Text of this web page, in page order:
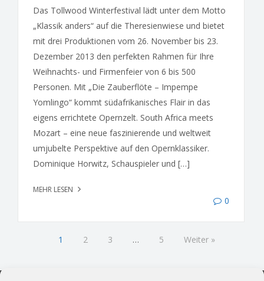
Das Tollwood Winterfestival lädt unter dem Motto
„Klassik anders“ auf die Theresienwiese und bietet
mit drei Produktionen vom 26. November bis 23.
Dezember 2013 den perfekten Rahmen für Ihre
Weihnachts- und Firmenfeier von 6 bis 500
Personen. Mit „Die Zauberflöte – Impempe
Yomlingo“ kommt südafrikanisches Flair in das
eigens errichtete Opernzelt. South Africa meets
Mozart – eine neue faszinierende und weltweit
umjubelte Perspektive auf den Opernklassiker.
Dominique Horwitz, Schauspieler und […]
MEHR LESEN
0
1 2 3 … 5 Weiter »